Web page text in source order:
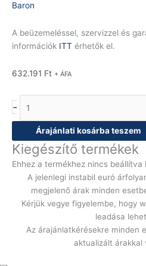
Baron
A beüzemeléssel, szervizzel és
információk ITT érhetők el.
632.191 Ft + ÁFA
-
Árajánlati kosárba teszem
Kiegészítő termékek
Ehhez a termékhez nincs beállítva
A jelenlegi instabil euró
megjelenő árak minden
Kérjük vegye figyelembe, hogy
leadása
Az árajánlatkérésekre minden
aktualizált árakkal